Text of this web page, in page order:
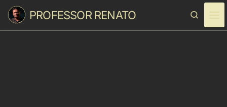
Skip to content
PROFESSOR RENATO